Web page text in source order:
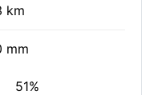
km
mm
51%